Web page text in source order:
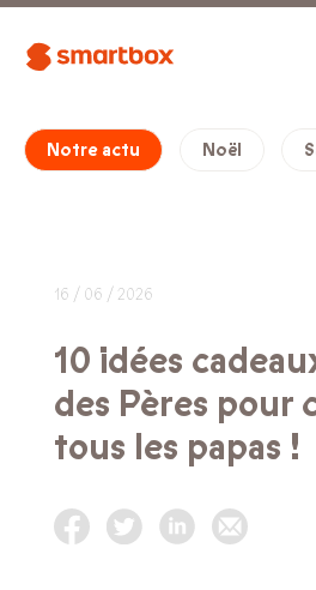
Notre actu Noël
16 / 06 / 2026
10 idées
des Pères pour
tous les papas !